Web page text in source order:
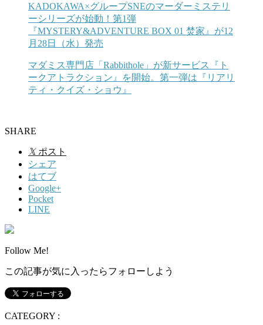
KADOKAWA×グループSNEのマーダーミステリ
ーシリーズが始動！第1弾
『MYSTERY&ADVENTURE BOX 01 焚家』が12
月28日（水）発売
マダミス専門店「Rabbithole」が新サービス『ト
ークアトラクション』を開始。第一弾は『リアリ
ティ・クイズ・ショウ』
SHARE
𝕏 ポスト
シェア
はてブ
Google+
Pocket
LINE
Follow Me!
この記事が気に入ったらフォローしよう
CATEGORY :